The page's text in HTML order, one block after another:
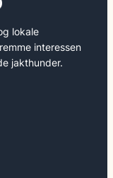
lokale
interessen
jakthunder.